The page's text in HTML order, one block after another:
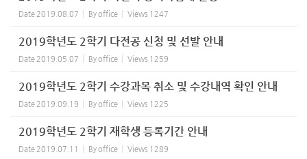
Date 2019.08.07 Byoffice Views 1247
2019학년도 2학기 다전공 신청 및 선발 안내
Date 2019.05.07 Byoffice Views 1259
2019학년도 2학기 수강과목 취소 및 수강내역 확인 안내
Date 2019.09.19 Byoffice Views 1225
2019학년도 2학기 재학생 등록기간 안내
Date 2019.07.11 Byoffice Views 1289